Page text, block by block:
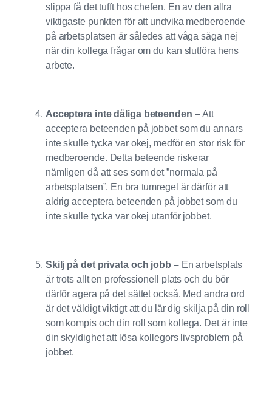
slippa få det tufft hos chefen. En av den allra
viktigaste punkten för att undvika medberoende
på arbetsplatsen är således att våga säga nej
när din kollega frågar om du kan slutföra hens
arbete.
Acceptera inte dåliga beteenden –Att
acceptera beteenden på jobbet som du annars
inte skulle tycka var okej, medför en stor risk för
medberoende. Detta beteende riskerar
nämligen då att ses som det ”normala på
arbetsplatsen”. En bra tumregel är därför att
aldrig acceptera beteenden på jobbet som du
inte skulle tycka var okej utanför jobbet.
Skilj på det privata och jobb – En arbetsplats
är trots allt en professionell plats och du bör
därför agera på det sättet också. Med andra ord
är det väldigt viktigt att du lär dig skilja på din roll
som kompis och din roll som kollega. Det är inte
din skyldighet att lösa kollegors livsproblem på
jobbet.